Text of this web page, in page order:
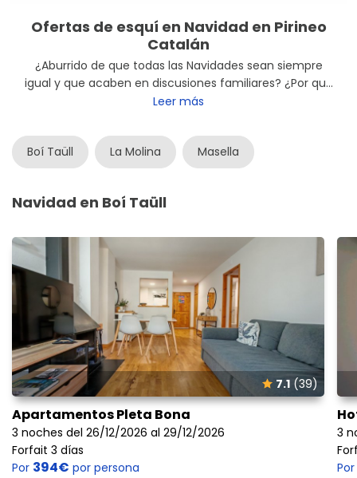
Ofertas de esquí en Navidad en Pirineo
Catalán
¿Aburrido de que todas las Navidades sean siempre
igual y que acaben en discusiones familiares? ¿Por qué
no preparas algo diferente este año? Si estás en una
propuesta que te encantará: ¡esquiar en el Pirineo
Catalánen unas fechas tan señaladas! Hazte el mejor
regalo de las fiestas con estasofertas esquí Navidad
Leer más
Boí Taüll La Molina Masella
Navidad en Boí Taüll
7.1(39)
Apartamentos Pleta Bona
3 noches del 26/12/2026 al 29/12/2026
Forfait 3 días
Por 394€ por persona
3
Por